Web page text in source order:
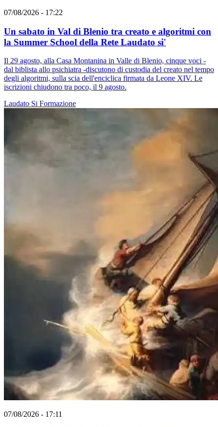
07/08/2026 - 17:22
Un sabato in Val di Blenio tra creato e algoritmi con
la Summer School della Rete Laudato si'
Il 29 agosto, alla Casa Montanina in Valle di Blenio, cinque voci -
dal biblista allo psichiatra -discutono di custodia del creato nel tempo
degli algoritmi, sulla scia dell'enciclica firmata da Leone XIV. Le
iscrizioni chiudono tra poco, il 9 agosto.
Laudato Si Formazione
07/08/2026 - 17:11